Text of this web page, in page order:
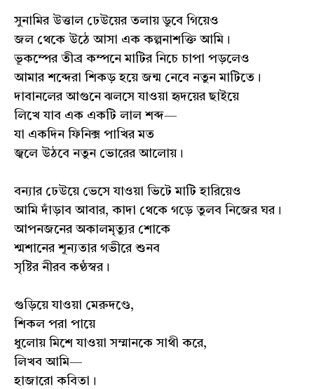
সুনামির উত্তাল ঢেউয়ের তলায় ডুবে গিয়েও
জল থেকে উঠে আসা এক কল্পনাশক্তি আমি।
ভূকম্পের তীব্র কম্পনে মাটির নিচে চাপা পড়লেও
আমার শব্দেরা শিকড় হয়ে জন্ম নেবে নতুন মাটিতে।
দাবানলের আগুনে ঝলসে যাওয়া হৃদয়ের ছাইয়ে
লিখে যাব এক একটি লাল শব্দ—
যা একদিন ফিনিক্স পাখির মত
জ্বলে উঠবে নতুন ভোরের আলোয়।
বন্যার ঢেউয়ে ভেসে যাওয়া ভিটে মাটি হারিয়েও
আমি দাঁড়াব আবার, কাদা থেকে গড়ে তুলব নিজের ঘর।
আপনজনের অকালমৃত্যুর শোকে
শ্মশানের শূন্যতার গভীরে শুনব
সৃষ্টির নীরব কণ্ঠস্বর।
গুড়িয়ে যাওয়া মেরুদণ্ডে,
শিকল পরা পায়ে
ধুলোয় মিশে যাওয়া সম্মানকে সাথী করে,
লিখব আমি—
হাজারো কবিতা।